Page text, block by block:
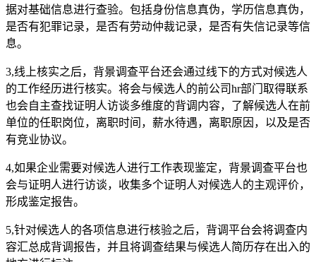
据对基础信息进行查验。包括身份信息真伪，学历信息真伪，
是否有犯罪记录，是否有劳动仲裁记录，是否有失信记录等信
息。
3,线上核实之后，背景调查平台还会通过线下的方式对候选人
的工作经历进行核实。将会与候选人的前公司hr部门取得联系
也会自主查找证明人访谈多维度的背调内容，了解候选人在前
单位的任职岗位，离职时间，薪水待遇，离职原因，以及是否
有竞业协议。
4,如果企业需要对候选人进行工作表现鉴定，背景调查平台也
会与证明人进行访谈，收集多个证明人对候选人的主观评价，
形成鉴定报告。
5,针对候选人的各项信息进行核验之后，背调平台会将调查内
容汇总成背调报告，并且将调查结果与候选人简历存在出入的